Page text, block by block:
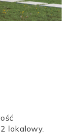
lokalowy.